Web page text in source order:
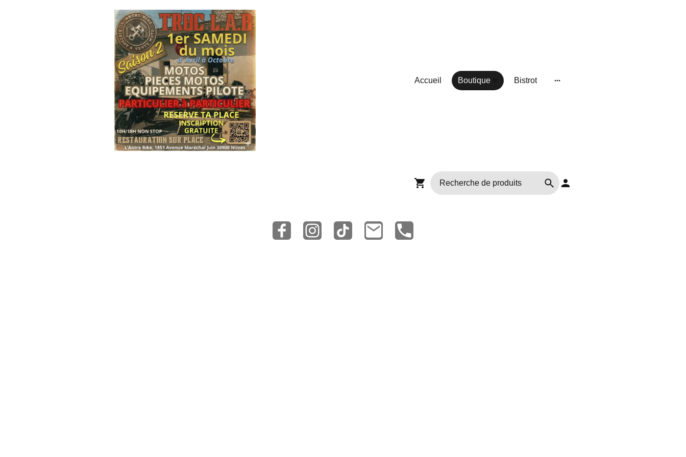
Accueil Boutique Bistrot